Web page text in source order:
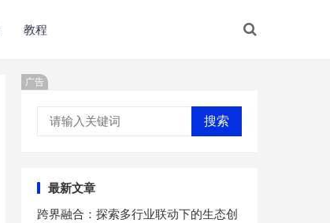
教程
广告
搜索
最新文章
跨界融合：探索多行业联动下的生态创